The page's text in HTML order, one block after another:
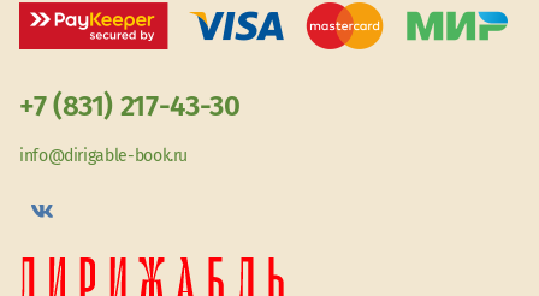
+7 (831) 217-43-30
info@dirigable-book.ru